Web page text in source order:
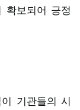
확보되어 긍정
기관들의 시